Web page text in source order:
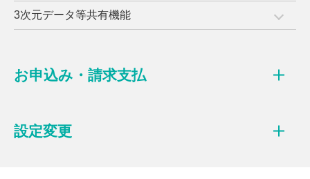
3次元データ等共有機能
お申込み・請求支払
設定変更